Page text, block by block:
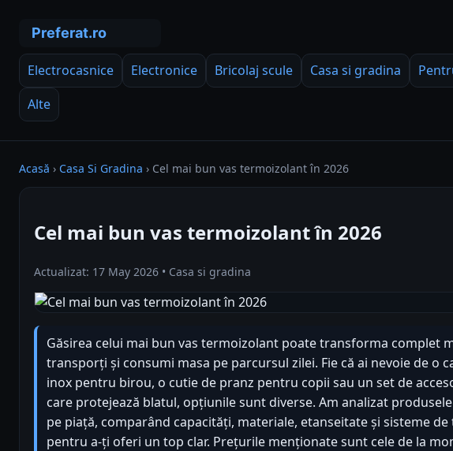
Electrocasnice Electronice Bricolaj scule Casa si gradina
Alte
Acasă › Casa Si Gradina › Cel mai bun vas termoizolant în 2026
Cel mai bun vas termoizolant în 2026
Actualizat: 17 May 2026 • Casa si gradina
Găsirea celui mai bun vas termoizolant poate transforma complet
transporți și consumi masa pe parcursul zilei. Fie că ai nevoie de o
inox pentru birou, o cutie de pranz pentru copii sau un set de
care protejează blatul, opțiunile sunt diverse. Am analizat
pe piață, comparând capacități, materiale, etanseitate și sisteme
pentru a-ți oferi un top clar. Prețurile menționate sunt cele de la